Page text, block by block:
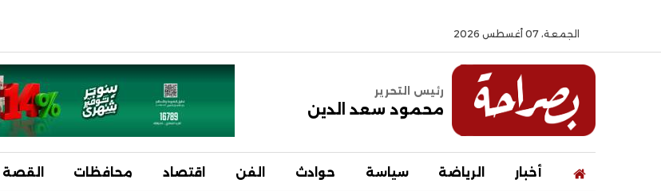
الجمعة، 07 أغسطس 2026
رئيس التحرير
محمود سعد الدين
أخبار الرياضة سياسة حوادث الفن اقتصاد محافظات القصة